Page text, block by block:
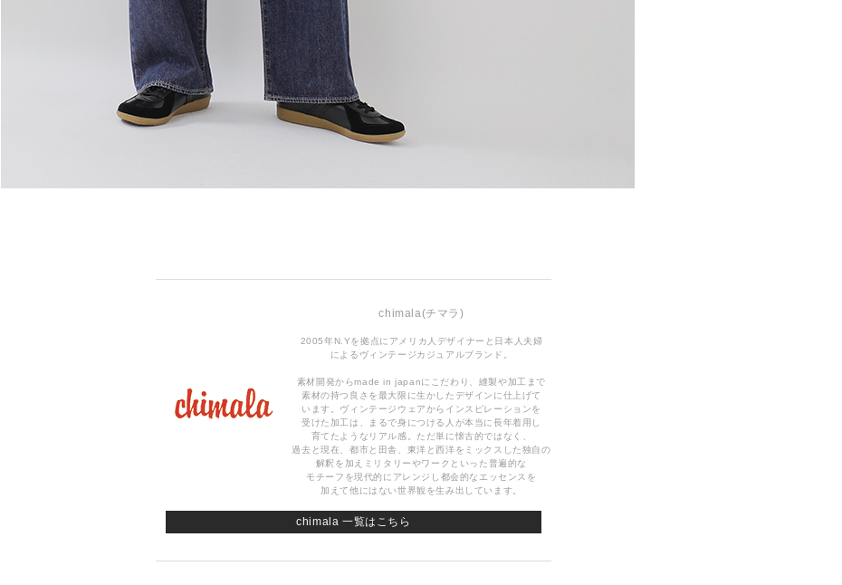
chimala(チマラ)
2005年N.Yを拠点にアメリカ人デザイナーと日本人夫婦
によるヴィンテージカジュアルブランド。
素材開発からmade in japanにこだわり、縫製や加工まで
素材の持つ良さを最大限に生かしたデザインに仕上げて
います。ヴィンテージウェアからインスピレーションを
受けた加工は、まるで身につける人が本当に長年着用し
育てたようなリアル感。ただ単に懐古的ではなく、
過去と現在、都市と田舎、東洋と西洋をミックスした独自の
解釈を加えミリタリーやワークといった普遍的な
モチーフを現代的にアレンジし都会的なエッセンスを
加えて他にはない世界観を生み出しています。
chimala 一覧はこちら